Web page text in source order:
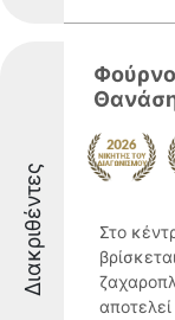
Διακριθέντες
Στο